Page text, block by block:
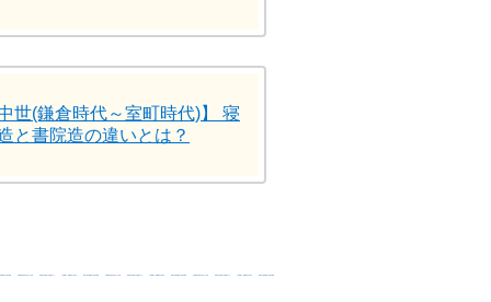
世(鎌倉時代～室町時代)】 寝
と書院造の違いとは？